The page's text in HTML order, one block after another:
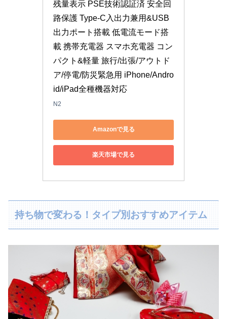
残量表示 PSE技術認証済 安全回
路保護 Type-C入出力兼用&USB
出力ポート搭載 低電流モード搭
載 携帯充電器 スマホ充電器 コン
パクト&軽量 旅行/出張/アウトド
ア/停電/防災緊急用 iPhone/Andro
id/iPad全種機器対応
N2
Amazonで見る
楽天市場で見る
持ち物で変わる！タイプ別おすすめアイテム